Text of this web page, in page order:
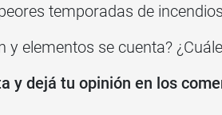
temporadas de
y elementos se cuenta?
y dejá tu opinión en los